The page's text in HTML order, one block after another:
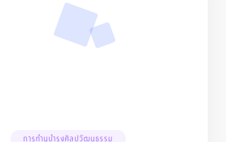
การทำนุบำรุงศิลปวัฒนธรรม